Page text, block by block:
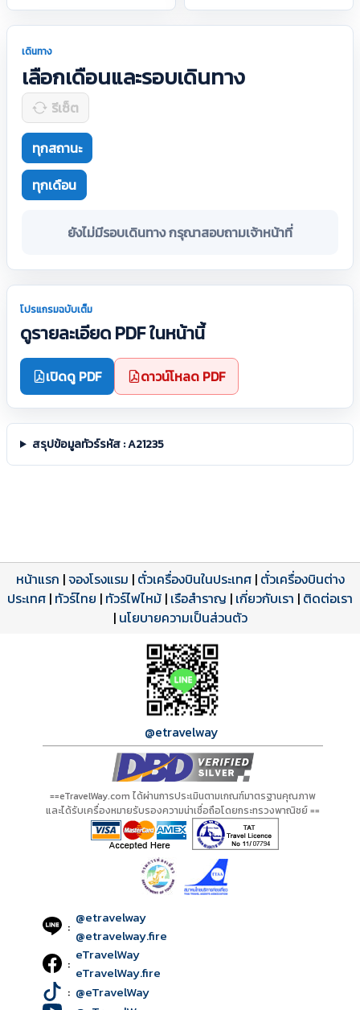
เดินทาง
เลือกเดือนและรอบเดินทาง
รีเซ็ต
ทุกสถานะ
ทุกเดือน
ยังไม่มีรอบเดินทาง กรุณาสอบถามเจ้าหน้าที่
โปรแกรมฉบับเต็ม
ดูรายละเอียด PDF ในหน้านี้
เปิดดู PDF ดาวน์โหลด PDF
สรุปข้อมูลทัวร์รหัส : A21235
โปรแกรมทัวร์
ดาวน์โหลด PDF
รีวิวลูกค้าจริง
รีวิวจาก eTravelWay
เปิดหน้าเต็ม
ใบอนุญาตนำเที่ยว
เลขที่ 11/11450
เปิดหน้าเต็ม
หน้าแรก |จองโรงแรม | ตั๋วเครื่องบินในประเทศ| ตั๋วเครื่องบินต่าง
ประเทศ | ทัวร์ไทย | ทัวร์ไฟไหม้ | เรือสำราญ | เกี่ยวกับเรา | ติดต่อเรา
| นโยบายความเป็นส่วนตัว
@etravelway
==eTravelWay.com ได้ผ่านการประเมินตามเกณฑ์มาตรฐานคุณภาพ
และได้รับเครื่องหมายรับรองความน่าเชื่อถือโดยกระทรวงพาณิชย์ ==
: @etravelway
@etravelway.fire
: eTravelWay
eTravelWay.fire
: @eTravelWay